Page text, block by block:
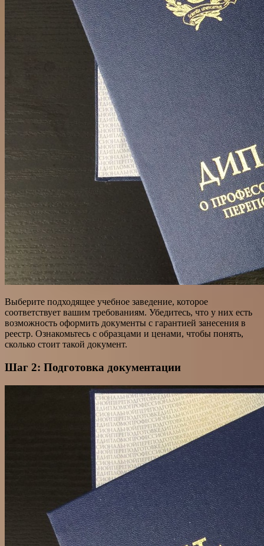
Выберите подходящее учебное заведение, которое
соответствует вашим требованиям. Убедитесь, что у них есть
возможность оформить документы с гарантией занесения в
реестр. Ознакомьтесь с образцами и ценами, чтобы понять,
сколько стоит такой документ.
Шаг 2: Подготовка документации